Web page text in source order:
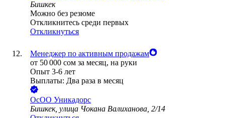
Бишкек
Можно без резюме
Откликнитесь среди первых
Откликнуться
Менеджер по активным продажам
от 50 000 сом за месяц, на руки
Опыт 3-6 лет
Выплаты: Два раза в месяц
ОсОО Уникадорс
Бишкек, улица Чокана Валиханова, 2/14